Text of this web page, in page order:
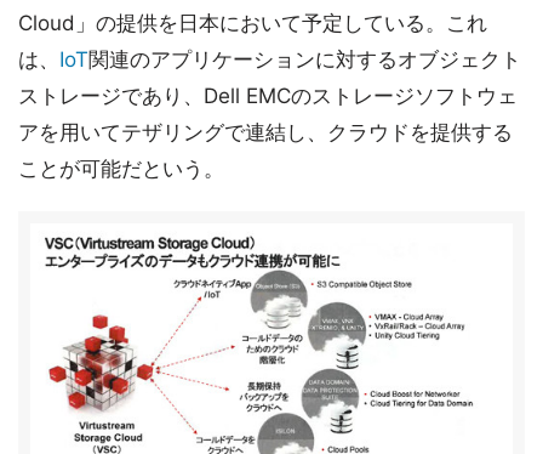
Cloud」の提供を日本において予定している。これ
は、 IoT関連のアプリケーションに対するオブジェクト
ストレージであり、Dell EMCのストレージソフトウェ
アを用いてテザリングで連結し、クラウドを提供する
ことが可能だという。